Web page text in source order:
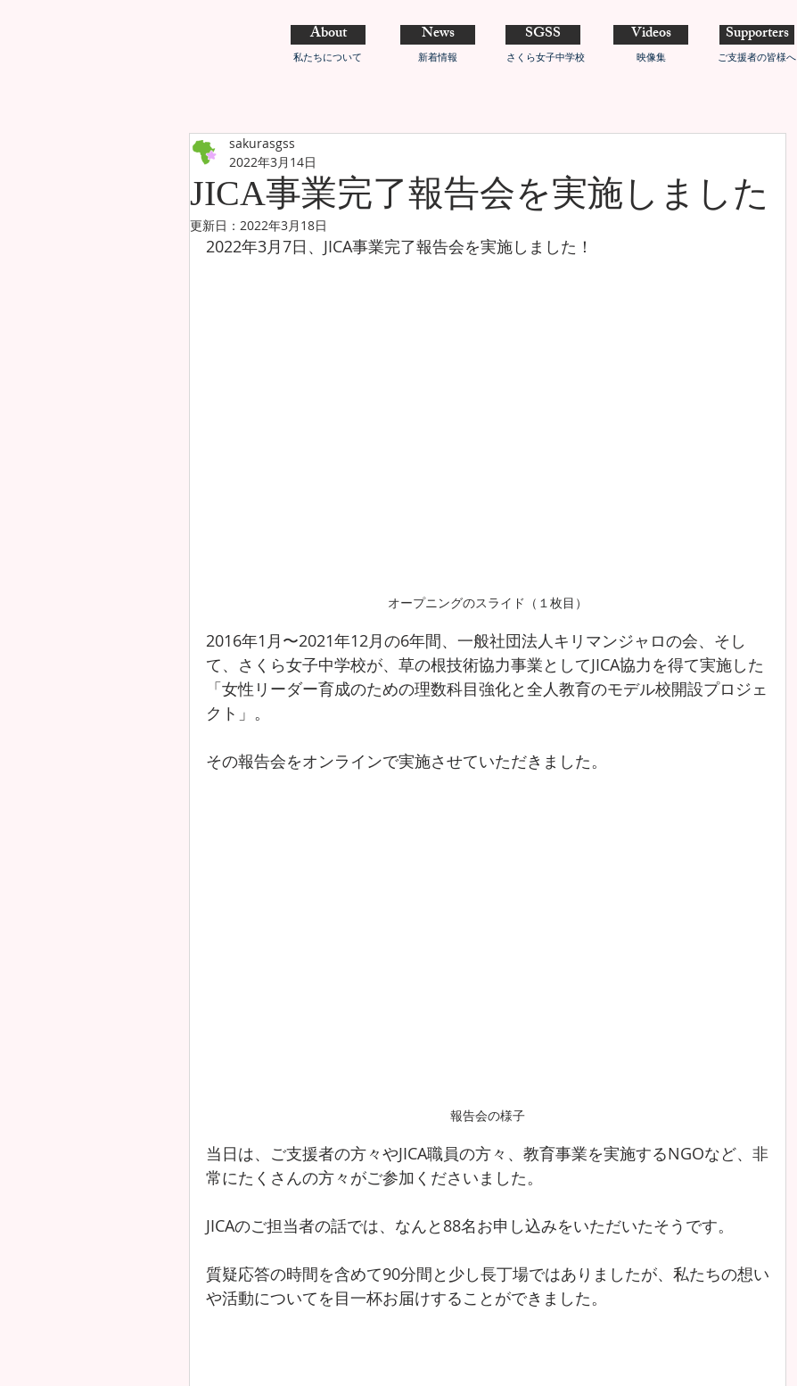
About
私たちについて
News
新着情報
SGSS
さくら女子中学校
Videos
映像集
Supporters
ご支援者の皆様へ
JICA事業完了報告会を実施しました
sakurasgss
2022年3月14日
更新日： 2022年3月18日
2022年3月7日、JICA事業完了報告会を実施しました！
オープニングのスライド（１枚目）
2016年1月〜2021年12月の6年間、一般社団法人キリマンジャロの会、そし
て、さくら女子中学校が、草の根技術協力事業としてJICA協力を得て実施した
「女性リーダー育成のための理数科目強化と全人教育のモデル校開設プロジェ
クト」。
その報告会をオンラインで実施させていただきました。
報告会の様子
当日は、ご支援者の方々やJICA職員の方々、教育事業を実施するNGOなど、非
常にたくさんの方々がご参加くださいました。
JICAのご担当者の話では、なんと88名お申し込みをいただいたそうです。
質疑応答の時間を含めて90分間と少し長丁場ではありましたが、私たちの想い
や活動についてを目一杯お届けすることができました。